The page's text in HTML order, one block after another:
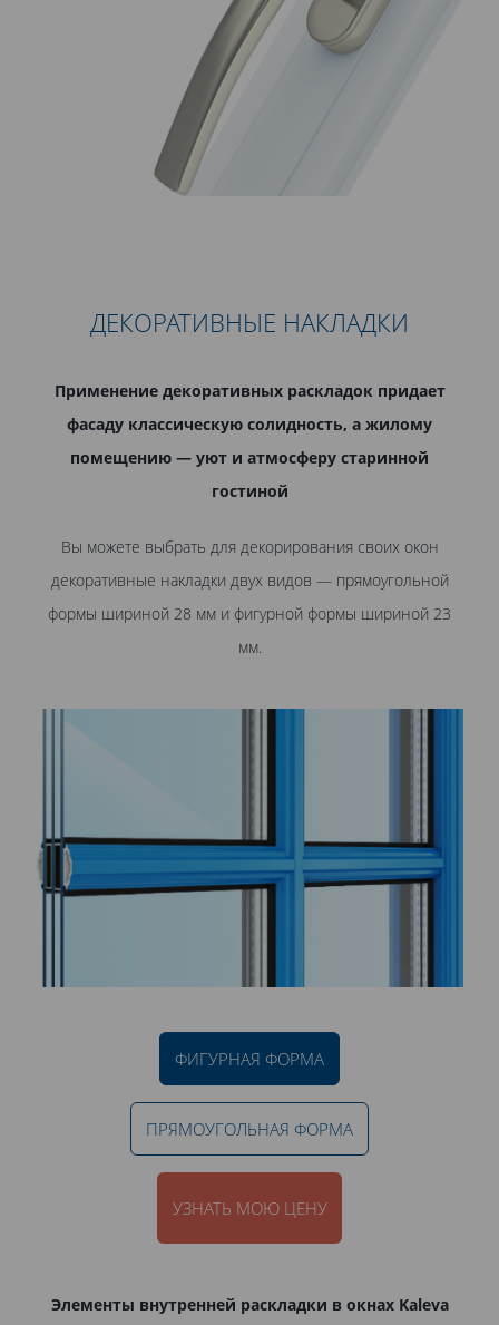
ДЕКОРАТИВНЫЕ НАКЛАДКИ
Применение декоративных раскладок придает
фасаду классическую солидность, а жилому
помещению — уют и атмосферу старинной
гостиной
Вы можете выбрать для декорирования своих окон
декоративные накладки двух видов — прямоугольной
формы шириной 28 мм и фигурной формы шириной 23
мм.
ФИГУРНАЯ ФОРМА
ПРЯМОУГОЛЬНАЯ ФОРМА
УЗНАТЬ МОЮ ЦЕНУ
Элементы внутренней раскладки в окнах Kaleva